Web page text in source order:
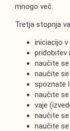
mnogo več.
Tretja stopnja
iniciacijo
pridobitev
naučite
naučite
spoznate
naučite
vaje
naučite
naučite